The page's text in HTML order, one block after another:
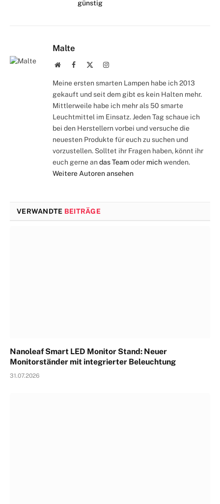
günstig
Malte
WebseiteFacebook Instagram
Meine ersten smarten Lampen habe ich 2013
gekauft und seit dem gibt es kein Halten mehr.
Mittlerweile habe ich mehr als 50 smarte
Leuchtmittel im Einsatz. Jeden Tag schaue ich
bei den Herstellern vorbei und versuche die
neuesten Produkte für euch zu suchen und
vorzustellen. Solltet ihr Fragen haben, könnt ihr
euch gerne andas Teamoder michwenden.
Weitere Autoren ansehen
VERWANDTE BEITRÄGE
Nanoleaf Smart LED Monitor Stand: Neuer
Monitorständer mit integrierter Beleuchtung
31.07.2026